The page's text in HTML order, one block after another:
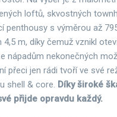
loftů, skvostných
penthousy s výměrou až
4,5 m, díky čemuž vznikl
nápadům nekonečných
přeci jen rádi tvoří ve své
shell & core. Díky široké
přijde opravdu každý.